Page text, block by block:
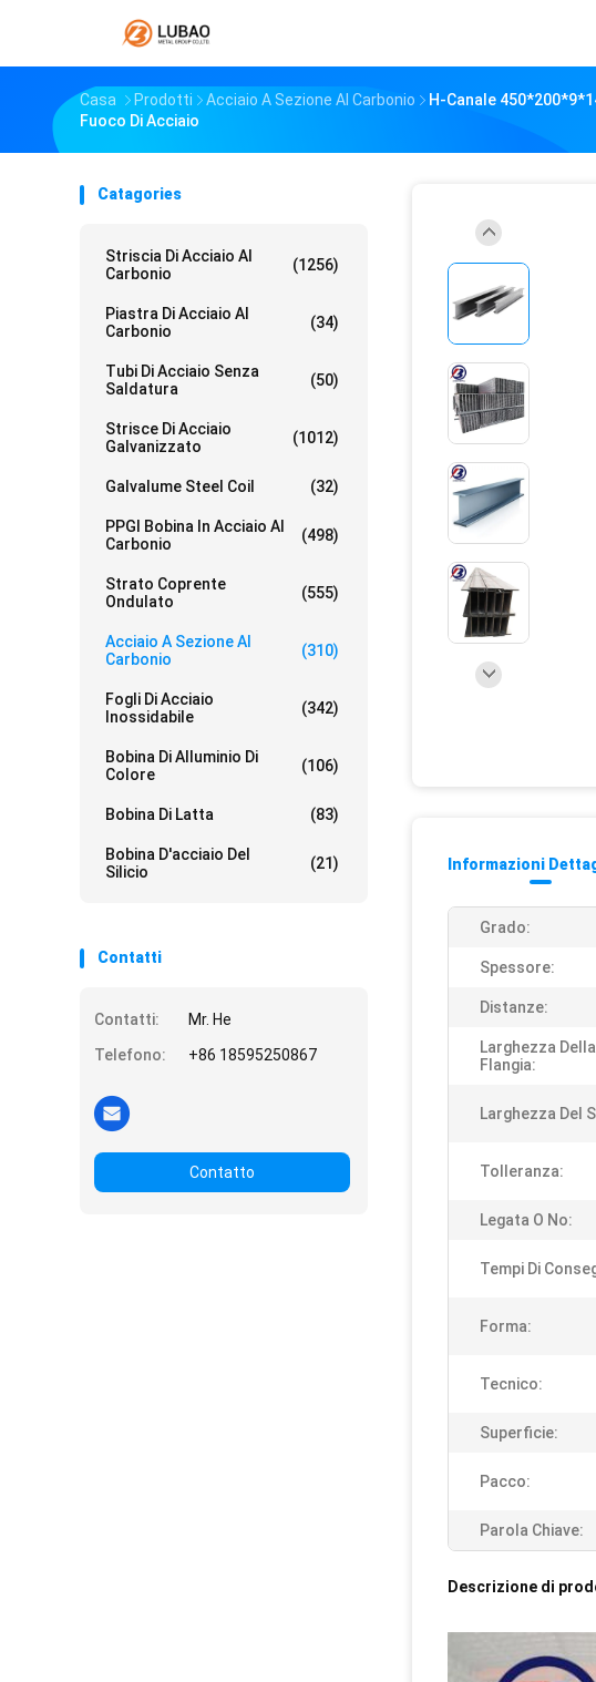
Casa Prodotti Acciaio A Sezione Al Carbonio
H-Canale
Fuoco Di Acciaio
Catagories
Striscia Di Acciaio Al
Carbonio
(1256)
Piastra Di Acciaio Al
Carbonio
(34)
Tubi Di Acciaio Senza
Saldatura
(50)
Strisce Di Acciaio
Galvanizzato
(1012)
Galvalume Steel Coil (32)
PPGI Bobina In Acciaio Al
Carbonio
(498)
Strato Coprente
Ondulato
(555)
Acciaio A Sezione Al
Carbonio
(310)
Fogli Di Acciaio
Inossidabile
(342)
Bobina Di Alluminio Di
Colore
(106)
Bobina Di Latta (83)
Bobina D'acciaio Del
Silicio
(21)
Contatti
Contatti:
Mr. He
Telefono:
+86 18595250867
Contatto
Informazioni
Grado:
Spessore:
Distanze:
Larghezza Della
Flangia:
Larghezza Del
Tolleranza:
Legata O No:
Tempi Di
Forma:
Tecnico:
Superficie:
Pacco:
Parola Chiave:
Descrizione di